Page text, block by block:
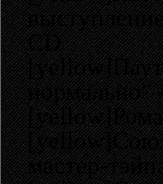
CD
нормально"
мастер-